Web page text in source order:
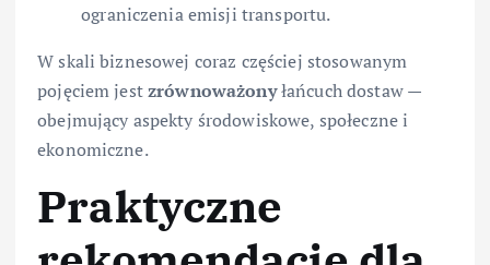
ograniczenia emisji transportu.
W skali biznesowej coraz częściej stosowanym
pojęciem jestzrównoważonyłańcuch dostaw —
obejmujący aspekty środowiskowe, społeczne i
ekonomiczne.
Praktyczne